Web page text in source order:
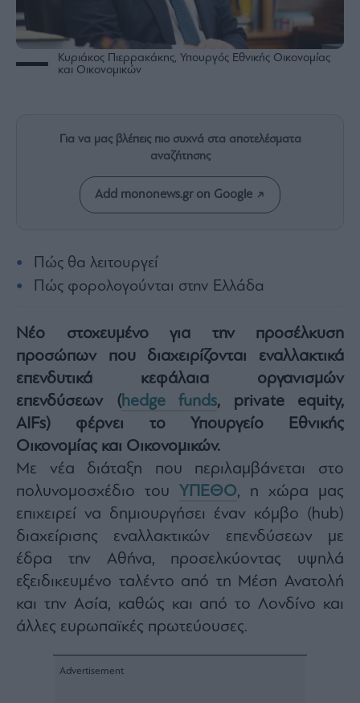
ESG
Today
Mononews2030
Άρθρα
Auto
Life
Υγεία
Architecture
&
Design
Fashion
&
Art
Watches
Yachts
Table
For
Two
Μετοχές
Trader's
Κυριάκος Πιερρακάκης, Υπουργός Εθνικής Οικονομίας
και Οικονομικών
Για να μας βλέπεις πιο συχνά στα αποτελέσματα
αναζήτησης
Add mononews.gr on Google
Πώς θα λειτουργεί
Πώς φορολογούνται στην Ελλάδα
Νέο στοχευμένο για την προσέλκυση
προσώπων που διαχειρίζονται εναλλακτικά
επενδυτικά κεφάλαια οργανισμών
επενδύσεων (hedge funds, private equity,
AIFs) φέρνει το Υπουργείο Εθνικής
Οικονομίας και Οικονομικών.
Με νέα διάταξη που περιλαμβάνεται στο
πολυνομοσχέδιο του ΥΠΕΘΟ, η χώρα μας
επιχειρεί να δημιουργήσει έναν κόμβο (hub)
διαχείρισης εναλλακτικών επενδύσεων με
έδρα την Αθήνα, προσελκύοντας υψηλά
εξειδικευμένο ταλέντο από τη Μέση Ανατολή
και την Ασία, καθώς και από το Λονδίνο και
άλλες ευρωπαϊκές πρωτεύουσες.